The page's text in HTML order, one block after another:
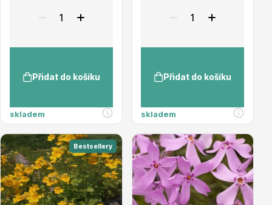
Drobná ovoce
Přidat do košíku
skladem
Přidat do košíku
skladem
Bestsellery